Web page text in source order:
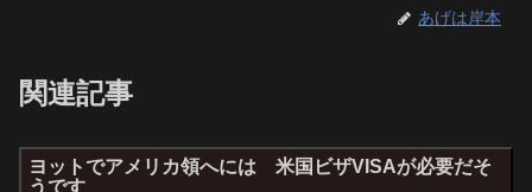
あげは岸本
関連記事
ヨットでアメリカ領へには 米国ビザVISAが必要だそ
うです